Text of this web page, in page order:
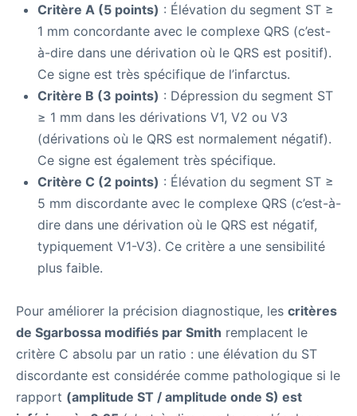
Critère A (5 points) : Élévation du segment ST ≥
1 mm concordante avec le complexe QRS (c’est-
à-dire dans une dérivation où le QRS est positif).
Ce signe est très spécifique de l’infarctus.
Critère B (3 points) : Dépression du segment ST
≥ 1 mm dans les dérivations V1, V2 ou V3
(dérivations où le QRS est normalement négatif).
Ce signe est également très spécifique.
Critère C (2 points) : Élévation du segment ST ≥
5 mm discordante avec le complexe QRS (c’est-à-
dire dans une dérivation où le QRS est négatif,
typiquement V1-V3). Ce critère a une sensibilité
plus faible.
Pour améliorer la précision diagnostique, les critères
de Sgarbossa modifiés par Smith remplacent le
critère C absolu par un ratio : une élévation du ST
discordante est considérée comme pathologique si le
rapport (amplitude ST / amplitude onde S) est